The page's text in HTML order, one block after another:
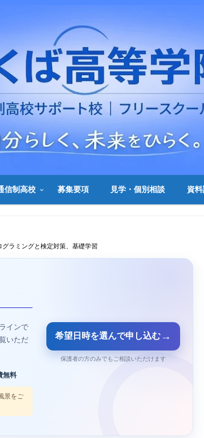
信制高校 募集要項 見学・個別相談 資
グラミングと検定対策、基礎学習
インで
いただ
無料
景をご
希望日時を選んで申し込む →
保護者の方のみでもご相談いただけます